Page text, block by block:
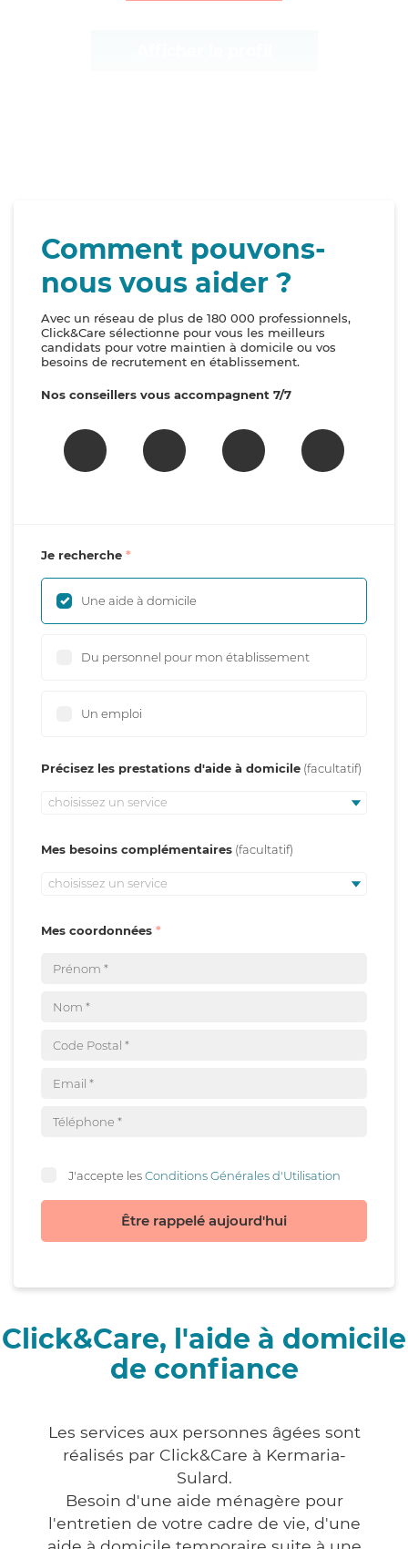
Comment pouvons-
nous vous aider ?
Avec un réseau de plus de 180 000 professionnels,
Click&Care sélectionne pour vous les meilleurs
candidats pour votre maintien à domicile ou vos
besoins de recrutement en établissement.
Nos conseillers vous accompagnent 7/7
Je recherche
Une aide à domicile
Du personnel pour mon établissement
Un emploi
Précisez les prestations d'aide à domicile
choisissez un service
Mes besoins complémentaires
choisissez un service
Mes coordonnées
J'accepte lesConditions Générales d'Utilisation
Être rappelé aujourd'hui
Click&Care, l'aide à domicile
de confiance
Les services aux personnes âgées sont
réalisés par Click&Care à Kermaria-
Sulard.
Besoin d'une aide ménagère pour
l'entretien de votre cadre de vie, d'une